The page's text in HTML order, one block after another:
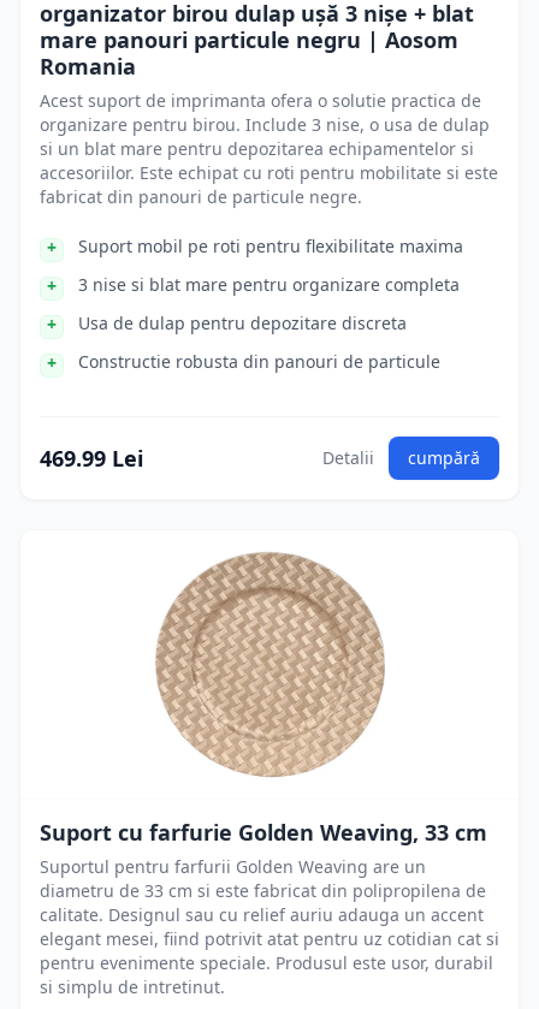
organizator birou dulap ușă 3 nișe + blat
mare panouri particule negru | Aosom
Romania
Acest suport de imprimanta ofera o solutie practica de
organizare pentru birou. Include 3 nise, o usa de dulap
si un blat mare pentru depozitarea echipamentelor si
accesoriilor. Este echipat cu roti pentru mobilitate si este
fabricat din panouri de particule negre.
Suport mobil pe roti pentru flexibilitate maxima
3 nise si blat mare pentru organizare completa
Usa de dulap pentru depozitare discreta
Constructie robusta din panouri de particule
469.99 Lei Detalii cumpără
Suport cu farfurie Golden Weaving, 33 cm
Suportul pentru farfurii Golden Weaving are un
diametru de 33 cm si este fabricat din polipropilena de
calitate. Designul sau cu relief auriu adauga un accent
elegant mesei, fiind potrivit atat pentru uz cotidian cat si
pentru evenimente speciale. Produsul este usor, durabil
si simplu de intretinut.